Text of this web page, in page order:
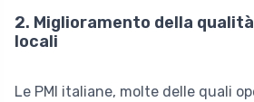
2. Miglioramento della
locali
Le PMI italiane, molte delle quali